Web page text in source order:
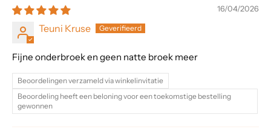
16/04/2026
Teuni Kruse
Fijne onderbroek en geen natte broek meer
Beoordelingen verzameld via winkelinvitatie
Beoordeling heeft een beloning voor een toekomstige bestelling
gewonnen